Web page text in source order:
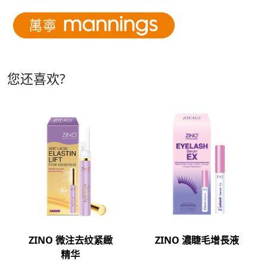
您还喜欢?
ZINO 微注去纹紧緻
精华
ZINO 濃睫毛增長液